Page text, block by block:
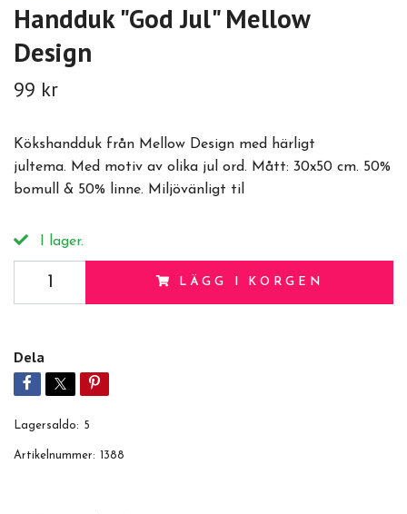
Handduk "God Jul" Mellow
Design
99 kr
Kökshandduk från Mellow Design med härligt
jultema. Med motiv av olika jul ord. Mått: 30x50 cm. 50%
bomull & 50% linne. Miljövänligt til
I lager.
LÄGG I KORGEN
Dela
Lagersaldo: 5
Artikelnummer: 1388